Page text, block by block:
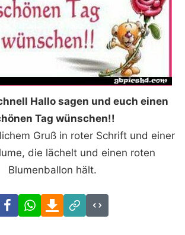
Hallo sagen und euch einen
Tag wünschen!!
Gruß in roter Schrift und einer
die lächelt und einen roten
Blumenballon hält.
FacebookWhatsAppDownload
Link
Code